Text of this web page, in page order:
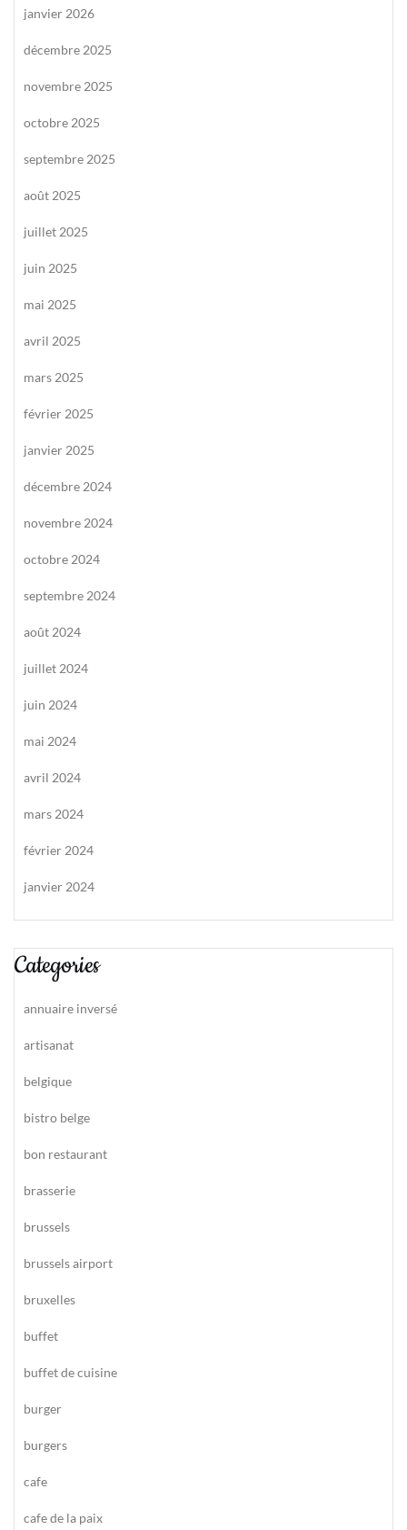
janvier 2026
décembre 2025
novembre 2025
octobre 2025
septembre 2025
août 2025
juillet 2025
juin 2025
mai 2025
avril 2025
mars 2025
février 2025
janvier 2025
décembre 2024
novembre 2024
octobre 2024
septembre 2024
août 2024
juillet 2024
juin 2024
mai 2024
avril 2024
mars 2024
février 2024
janvier 2024
Categories
annuaire inversé
artisanat
belgique
bistro belge
bon restaurant
brasserie
brussels
brussels airport
bruxelles
buffet
buffet de cuisine
burger
burgers
cafe
cafe de la paix